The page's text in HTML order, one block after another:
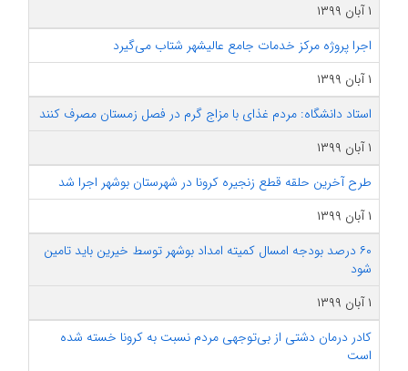
۱ آبان ۱۳۹۹
اجرا پروژه مرکز خدمات جامع عالیشهر شتاب می‌گیرد
۱ آبان ۱۳۹۹
استاد دانشگاه: مردم غذای با مزاج گرم در فصل زمستان مصرف کنند
۱ آبان ۱۳۹۹
طرح آخرین حلقه قطع زنجیره کرونا در شهرستان بوشهر اجرا شد
۱ آبان ۱۳۹۹
۶۰ درصد بودجه امسال کمیته امداد بوشهر توسط خیرین باید تامین
شود
۱ آبان ۱۳۹۹
کادر درمان دشتی از بی‌توجهی مردم نسبت به کرونا خسته شده
است